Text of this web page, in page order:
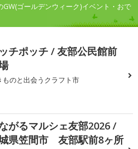
ゴールデンウィーク)イベント・おで
チポッチ / 友部公民館前
ものと出会うクラフト市
がるマルシェ友部2026 /
県笠間市 友部駅前8ヶ所